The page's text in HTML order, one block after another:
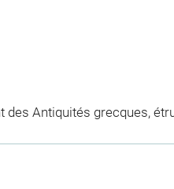
des Antiquités grecques,